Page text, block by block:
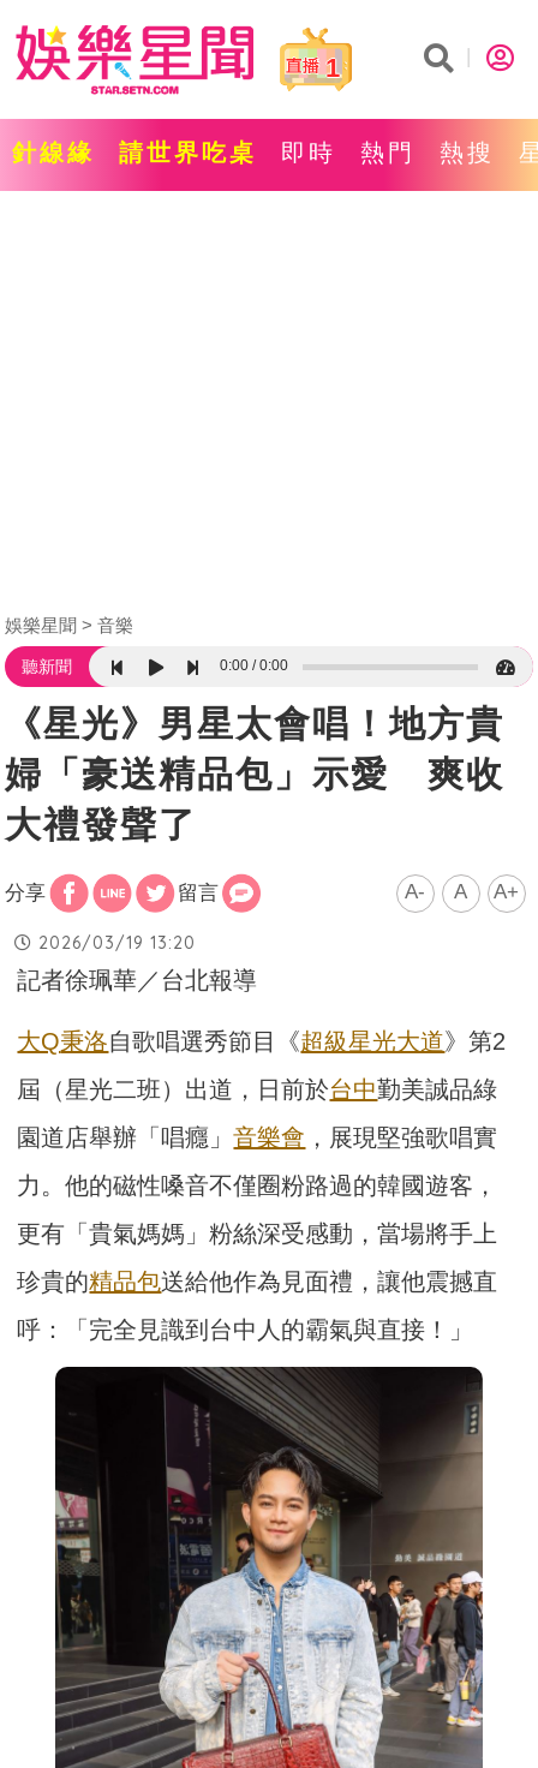
1
針線緣 請世界吃桌 即時 熱門 熱搜
娛樂星聞 音樂
聽新聞 0:00 0:00
《星光》男星太會唱！地方貴
婦「豪送精品包」示愛 爽收
大禮發聲了
分享 留言 A- A A+
2026/03/19 13:20
記者徐珮華／台北報導
大Q秉洛自歌唱選秀節目《超級星光大道》第2
屆（星光二班）出道，日前於台中勤美誠品綠
園道店舉辦「唱癮」音樂會 ，展現堅強歌唱實
力。他的磁性嗓音不僅圈粉路過的韓國遊客，
更有「貴氣媽媽」粉絲深受感動，當場將手上
珍貴的精品包送給他作為見面禮，讓他震撼直
呼：「完全見識到台中人的霸氣與直接！」